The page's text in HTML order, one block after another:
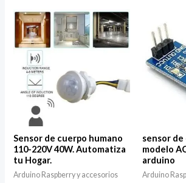
Sensor de cuerpo humano
110-220V 40W. Automatiza
tu Hogar.
Arduino Raspberry y accesorios
sensor
modelo
arduino
Arduino